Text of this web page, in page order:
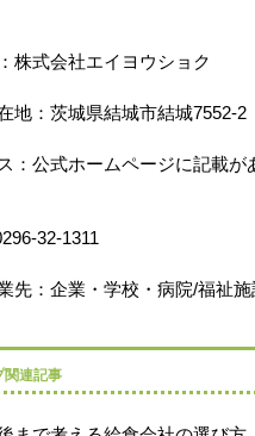
株式会社エイヨウショク
地：茨城県結城市結城7552-2
：公式ホームページに記載が
32-1311
先：企業・学校・病院/福祉
関連記事